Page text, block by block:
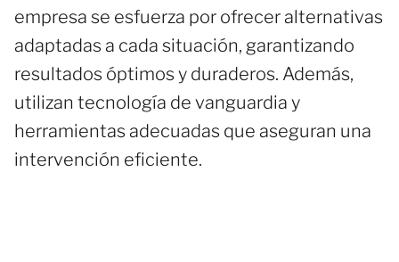
empresa se esfuerza por ofrecer alternativas
adaptadas a cada situación, garantizando
resultados óptimos y duraderos. Además,
utilizan tecnología de vanguardia y
herramientas adecuadas que aseguran una
intervención eficiente.